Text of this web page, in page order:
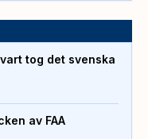
tog det svenska
av FAA